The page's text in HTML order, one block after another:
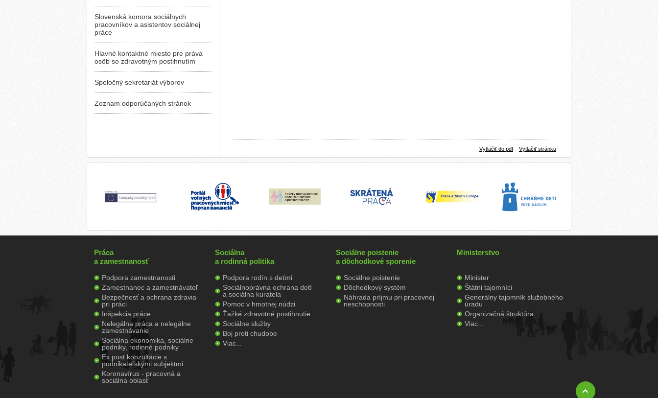
Slovenská komora sociálnych
pracovníkov a asistentov sociálnej
práce
Hlavné kontaktné miesto pre práva
osôb so zdravotným postihnutím
Spoločný sekretariát výborov
Zoznam odporúčaných stránok
Vytlačiť do pdf Vytlačiť stránku
Práca
a zamestnanosť
Podpora zamestnanosti
Zamestnanec a zamestnávateľ
Bezpečnosť a ochrana zdravia
pri práci
Inšpekcia práce
Nelegálna práca a nelegálne
zamestnávanie
Sociálna ekonomika, sociálne
podniky, rodinné podniky
Ex post konzultácie s
podnikateľskými subjektmi
Koronavírus - pracovná a
sociálna oblasť
Sociálna
a rodinná politika
Podpora rodín s deťmi
Sociálnoprávna ochrana detí
a sociálna kuratela
Pomoc v hmotnej núdzi
Ťažké zdravotné postihnutie
Sociálne služby
Boj proti chudobe
Viac...
Sociálne poistenie
a dôchodkové sporenie
Sociálne poistenie
Dôchodkový systém
Náhrada príjmu pri pracovnej
neschopnosti
Ministerstvo
Minister
Štátni tajomníci
Generálny tajomník služobného
úradu
Organizačná štruktúra
Viac...